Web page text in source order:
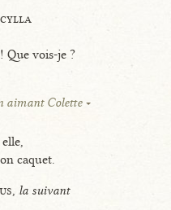
Que vois-je ?
aimant Colette
caquet.
la suivant